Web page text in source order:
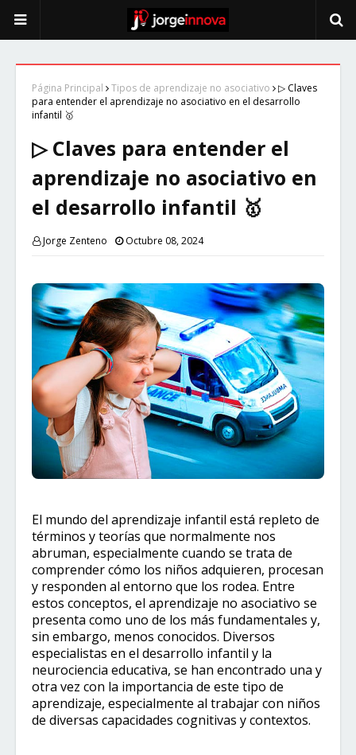
Página Principal Tipos de aprendizaje no asociativo
▷ Claves
para entender el aprendizaje no asociativo en el desarrollo
infantil 🥇
▷ Claves para entender el
aprendizaje no asociativo en
el desarrollo infantil 🥇
Jorge Zenteno Octubre 08, 2024
El mundo del aprendizaje infantil está repleto de
términos y teorías que normalmente nos
abruman, especialmente cuando se trata de
comprender cómo los niños adquieren, procesan
y responden al entorno que los rodea. Entre
estos conceptos, el aprendizaje no asociativo se
presenta como uno de los más fundamentales y,
sin embargo, menos conocidos. Diversos
especialistas en el desarrollo infantil y la
neurociencia educativa, se han encontrado una y
otra vez con la importancia de este tipo de
aprendizaje, especialmente al trabajar con niños
de diversas capacidades cognitivas y contextos.